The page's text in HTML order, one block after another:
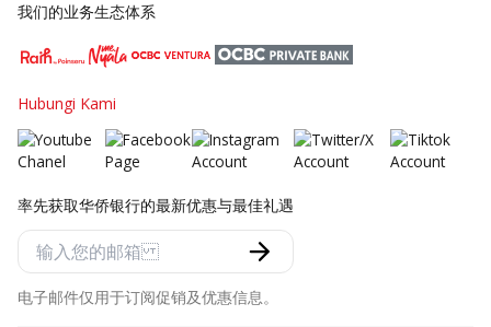
我们的业务生态体系
Hubungi Kami
率先获取华侨银行的最新优惠与最佳礼遇
电子邮件仅用于订阅促销及优惠信息。